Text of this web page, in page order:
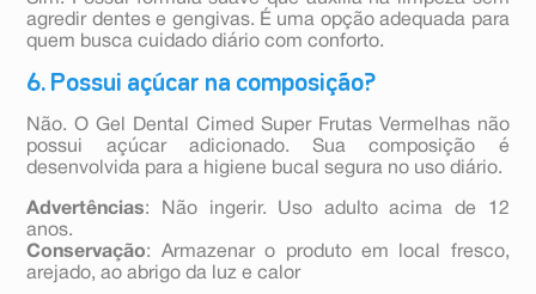
agredir dentes e gengivas. É uma opção adequada para
quem busca cuidado diário com conforto.
6. Possui açúcar na composição?
Não. O Gel Dental Cimed Super Frutas Vermelhas não
possui açúcar adicionado. Sua composição é
desenvolvida para a higiene bucal segura no uso diário.
Advertências: Não ingerir. Uso adulto acima de 12
anos.
Conservação: Armazenar o produto em local fresco,
arejado, ao abrigo da luz e calor